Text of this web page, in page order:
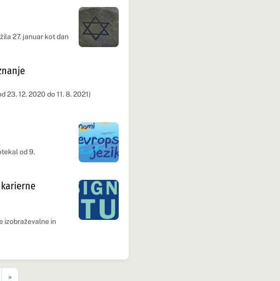
27. januar kot dan
12. 2020 do 11. 8. 2021)
od 9.
izobraževalne in
»